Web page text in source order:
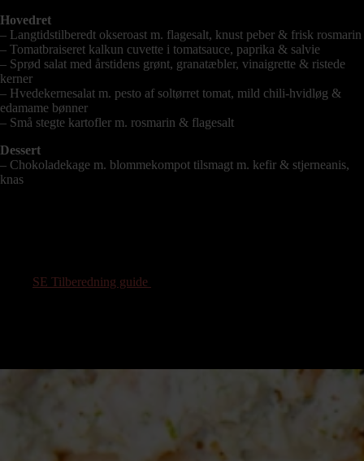
Hovedret
– Langtidstilberedt okseroast m. flagesalt, knust peber & frisk rosmarin
– Tomatbraiseret kalkun cuvette i tomatsauce, paprika & salvie
– Sprød salat med årstidens grønt, granatæbler, vinaigrette & ristede
kerner
– Hvedekernesalat m. pesto af soltørret tomat, mild chili-hvidløg &
edamame bønner
– Små stegte kartofler m. rosmarin & flagesalt
Dessert
– Chokoladekage m. blommekompot tilsmagt m. kefir & stjerneanis,
knas
SE Tilberedning guide